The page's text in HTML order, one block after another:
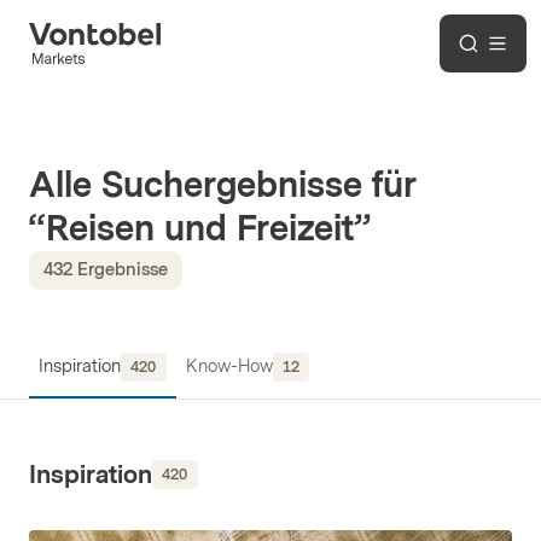
Alle Suchergebnisse für
“Reisen und Freizeit”
432 Ergebnisse
Inspiration 420 Know-How 12
Inspiration 420